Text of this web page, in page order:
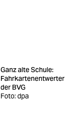
Ganz alte Schule:
Fahrkartenentwerter
der BVG
Foto: dpa